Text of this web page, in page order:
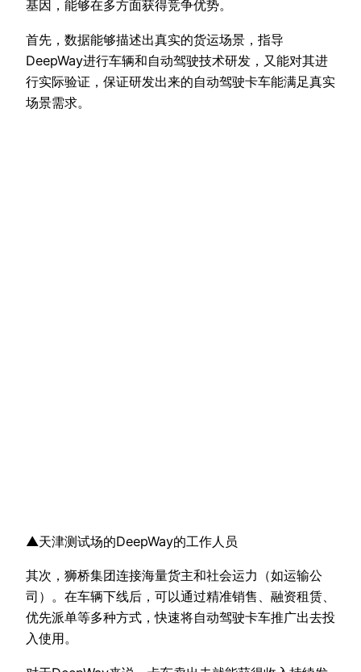
基因，能够在多方面获得竞争优势。
首先，数据能够描述出真实的货运场景，指导
DeepWay进行车辆和自动驾驶技术研发，又能对其进
行实际验证，保证研发出来的自动驾驶卡车能满足真实
场景需求。
▲天津测试场的DeepWay的工作人员
其次，狮桥集团连接海量货主和社会运力（如运输公
司）。在车辆下线后，可以通过精准销售、融资租赁、
优先派单等多种方式，快速将自动驾驶卡车推广出去投
入使用。